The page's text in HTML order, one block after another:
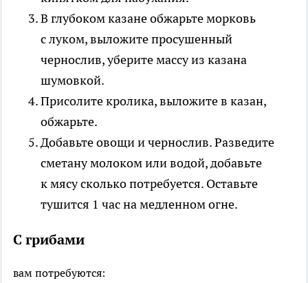
В глубоком казане обжарьте морковь
с луком, выложите просушенный
чернослив, уберите массу из казана
шумовкой.
Присолите кролика, выложите в казан,
обжарьте.
Добавьте овощи и чернослив. Разведите
сметану молоком или водой, добавьте
к мясу сколько потребуется. Оставьте
тушится 1 час на медленном огне.
С грибами
вам потребуются: